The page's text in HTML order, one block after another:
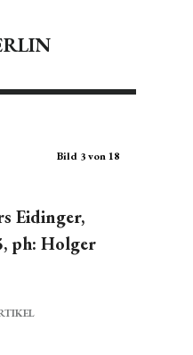
Bild 3 von 18
Eidinger,
ph: Holger